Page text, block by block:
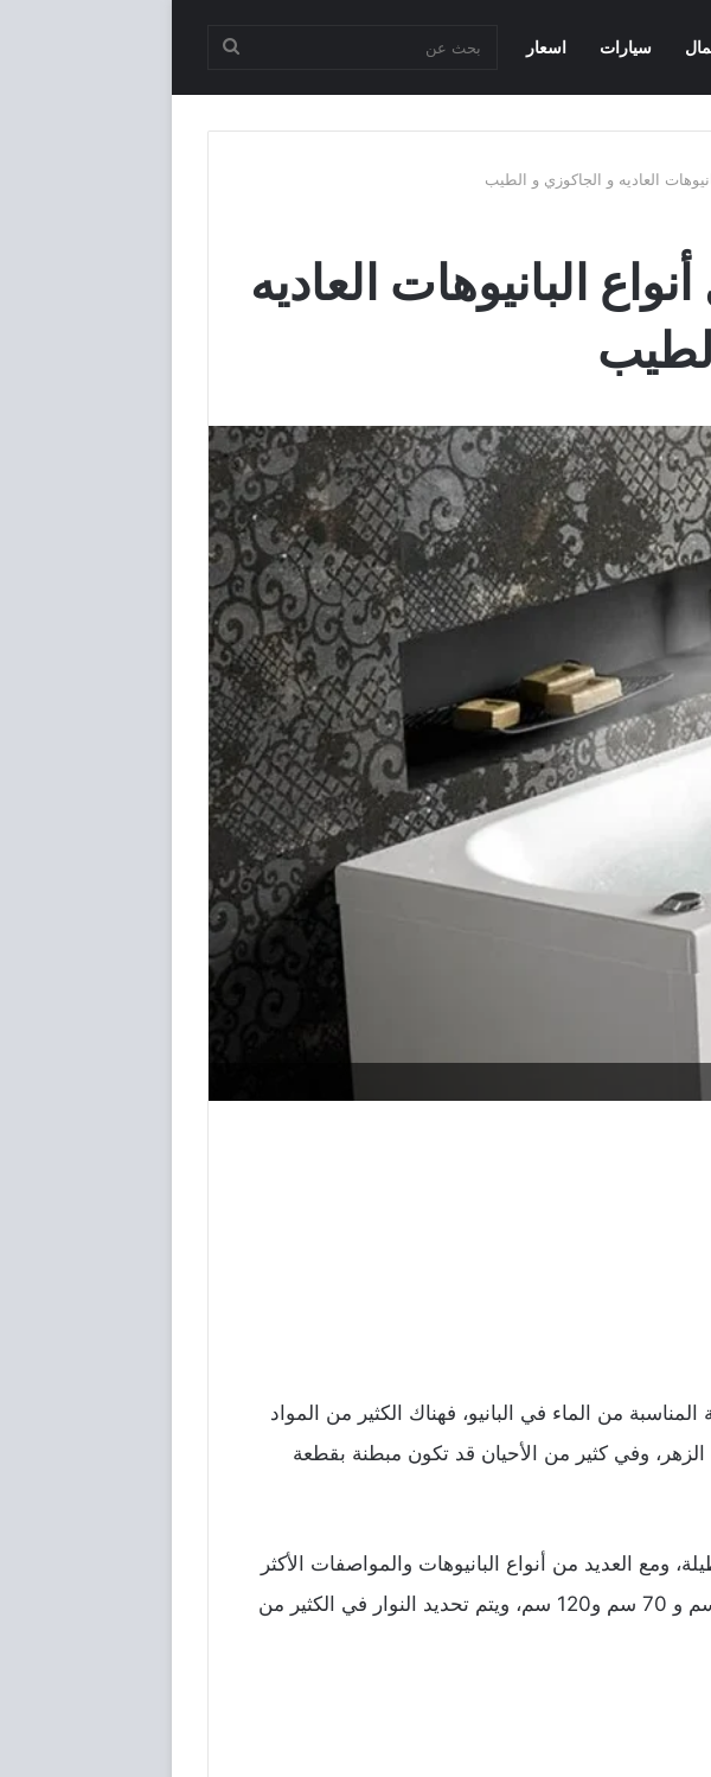
سيارات اسعار بحث
2024 + أفضل أنواع البانيوهات العاديه
من الماء في البانيو، فهناك الكثير من المواد
الزهر، وفي كثير من الأحيان قد تكون مبطنة بقطعة
ومع العديد من أنواع البانيوهات والمواصفات الأكثر
شهرة ومن هذه الأحجام كالاتي تسعين سم و 80 سم ومائة سم، ومائة عشرة سم و 70 سم و120 سم، ويتم تحديد النوار في الكثير من